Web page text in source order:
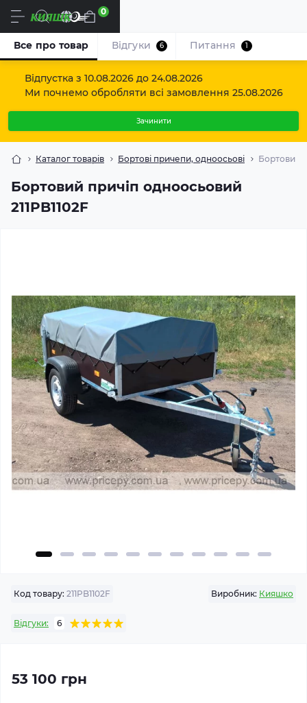
Відпустка з 10.08.2026 до 24.08.2026
Ми почнемо обробляти всі замовлення 25.08.2026
Зачинити
Uk 0
Каталог товарів Бортові причепи, одноосьові Бортовий
Бортовий причіп одноосьовий
211PB1102F
Все про товар Відгуки 6 Питання 1
Код товару: 211PB1102F Виробник: Кияшко
Відгуки: 6
53 100 грн